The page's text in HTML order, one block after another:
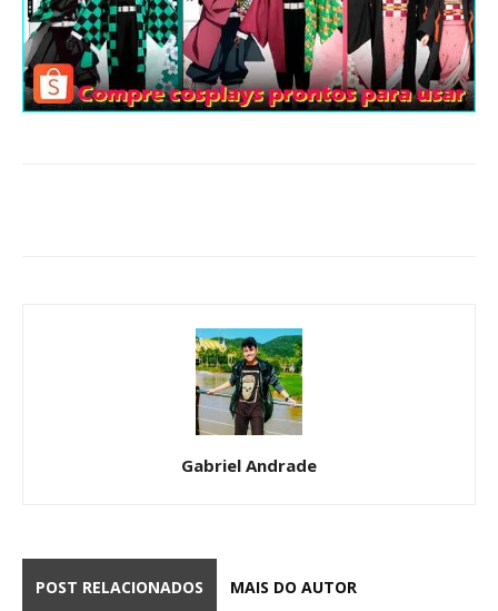
Gabriel Andrade
POST RELACIONADOS MAIS DO AUTOR